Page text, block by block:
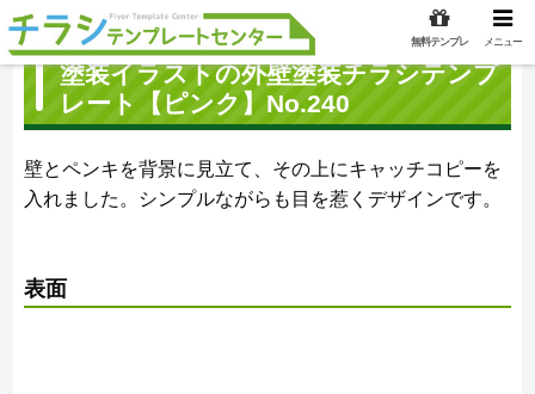
塗装イラストの外壁塗装チラシテンプ
レート【ピンク】No.240
壁とペンキを背景に見立て、その上にキャッチコピーを
入れました。シンプルながらも目を惹くデザインです。
表面
無料テンプレ メニュー